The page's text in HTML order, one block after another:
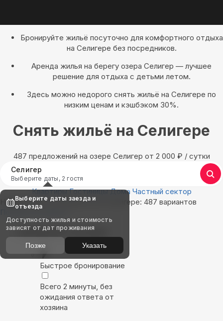
Бронируйте жильё посуточно для комфортного отдыха
на Селигере без посредников.
Аренда жилья на берегу озера Селигер — лучшее
решение для отдыха с детьми летом.
Здесь можно недорого снять жильё на Селигере по
низким ценам и кэшбэком 30%.
Снять жильё на Селигере
487 предложений на озере Селигер oт 2 000 ₽ / сутки
Селигер
Выберите даты, 2 гостя
Квартиры Гостиницы Дома Частный сектор
Найдём, где остановиться в Селигере: 487 вариантов
Показать на карте
Выбирайте лучшее
Быстрое бронирование
Всего 2 минуты, без
ожидания ответа от
хозяина
Выберите даты заезда и
отъезда
Доступность жилья и стоимость
зависят от дат проживания
Позже Указать